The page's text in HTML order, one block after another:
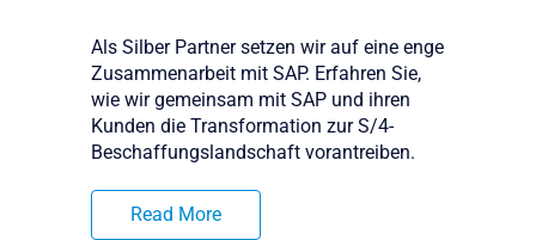
Als Silber Partner setzen wir auf eine enge
Zusammenarbeit mit SAP. Erfahren Sie,
wie wir gemeinsam mit SAP und ihren
Kunden die Transformation zur S/4-
Beschaffungslandschaft vorantreiben.
Read More